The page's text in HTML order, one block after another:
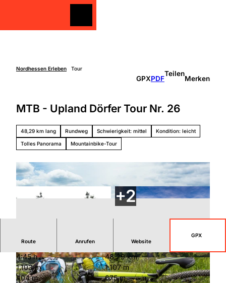
Entdecken
Genießen
Aktiv sein
Schlechtw
Kindern
Unterkünfte
Über
die
Region
Überbli
Grimm
Heimat
Nordhe
Nordhessen Erleben Tour
GPXPDF
Teilen
Merken
MTB - Upland Dörfer Tour Nr. 26
48,29 km lang Rundweg Schwierigkeit: mittel Kondition: leicht
Tolles Panorama Mountainbike-Tour
© Wolfgang Detemple Photographie |
CC-BY-SA
© Tourist-Information Willingen, Maik Juleman
n |CC-BY-SA
Route Anrufen Website
GPX
4:45 h
48,29 km
1.103 m
1.107 m
404 m
675 m